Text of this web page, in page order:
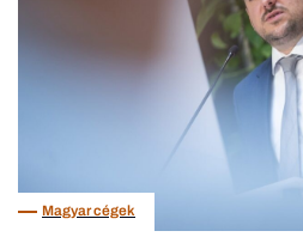
Magyar cégek